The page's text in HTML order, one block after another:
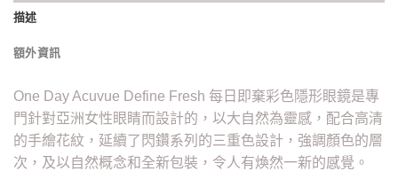
描述
額外資訊
One Day Acuvue Define Fresh 每日即棄彩色隱形眼鏡是專
門針對亞洲女性眼睛而設計的，以大自然為靈感，配合高清
的手繪花紋，延續了閃鑽系列的三重色設計，強調顏色的層
次，及以自然概念和全新包裝，令人有煥然一新的感覺。